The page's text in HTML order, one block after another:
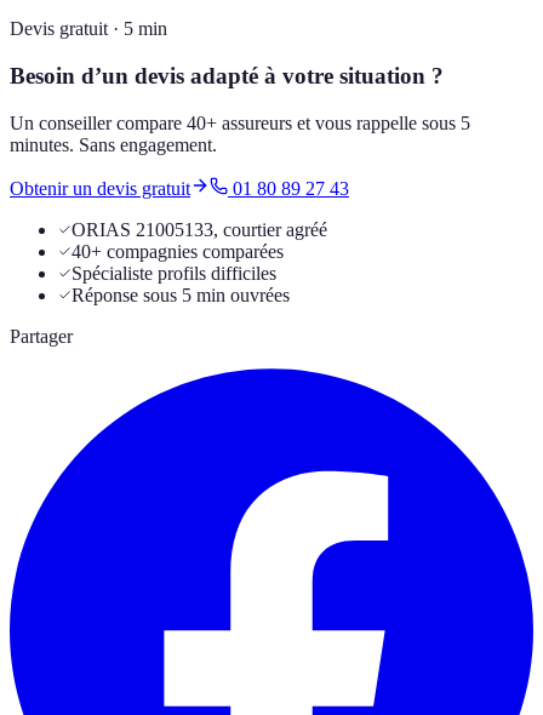
Devis gratuit · 5 min
Besoin d’un devis adapté à votre situation ?
Un conseiller compare 40+ assureurs et vous rappelle sous 5
minutes. Sans engagement.
Obtenir un devis gratuit
01 80 89 27 43
ORIAS 21005133, courtier agréé
40+ compagnies comparées
Spécialiste profils difficiles
Réponse sous 5 min ouvrées
Partager